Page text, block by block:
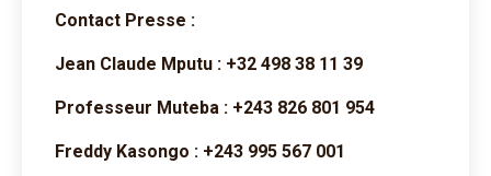
Contact Presse :
Jean Claude Mputu : +32 498 38 11 39
Professeur Muteba : +243 826 801 954
Freddy Kasongo : +243 995 567 001